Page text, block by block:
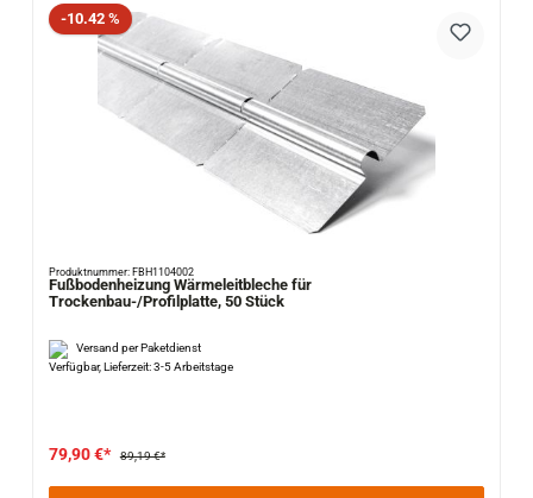
Rabatt
-10.42 %
Produktnummer: FBH1104002
Fußbodenheizung Wärmeleitbleche für
Trockenbau-/Profilplatte, 50 Stück
Versand per Paketdienst
Verfügbar, Lieferzeit: 3-5 Arbeitstage
79,90 €* 89,19 €*